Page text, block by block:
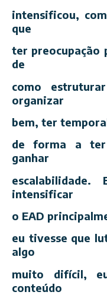
intensificou,
que
ter preocupação
de
como
organizar
bem, ter
de forma a
ganhar
intensificar
o EAD
eu tivesse que
algo
muito difícil,
conteúdo